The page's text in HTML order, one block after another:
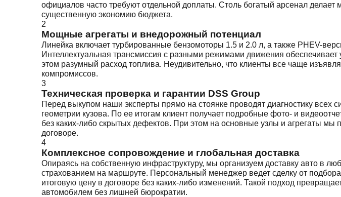
официалов часто требуют отдельной доплаты. Столь богатый арсенал
существенную экономию бюджета.
2
Мощные агрегаты и внедорожный потенциал
Линейка включает турбированные бензомоторы 1.5 и 2.0 л, а также PHEV-
Интеллектуальная трансмиссия с разными режимами движения обеспечивает
этом разумный расход топлива. Неудивительно, что клиенты все чаще
компромиссов.
3
Техническая проверка и гарантии DSS Group
Перед выкупом наши эксперты прямо на стоянке проводят диагностику всех
геометрии кузова. По ее итогам клиент получает подробные фото- и
без каких-либо скрытых дефектов. При этом на основные узлы и агрегаты мы
договоре.
4
Комплексное сопровождение и глобальная доставка
Опираясь на собственную инфраструктуру, мы организуем доставку авто в
страхованием на маршруте. Персональный менеджер ведет сделку от
итоговую цену в договоре без каких-либо изменений. Такой подход
автомобилем без лишней бюрократии.